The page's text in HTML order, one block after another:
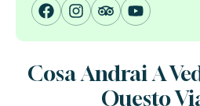
Cosa Andrai A
Questo